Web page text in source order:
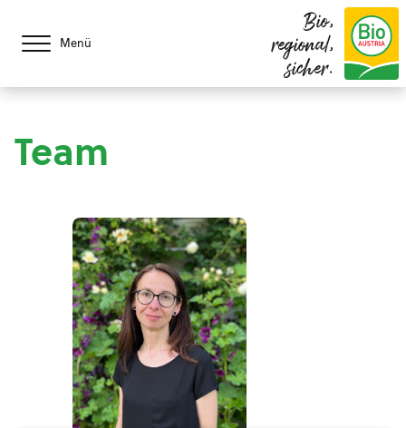
Menü
Bio,
regional,
sicher.
Team